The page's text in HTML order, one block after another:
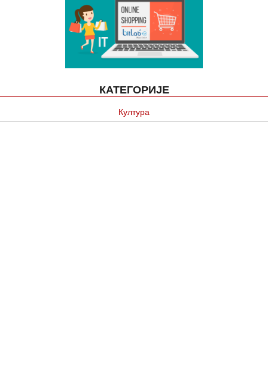
КАТЕГОРИЈЕ
Култура